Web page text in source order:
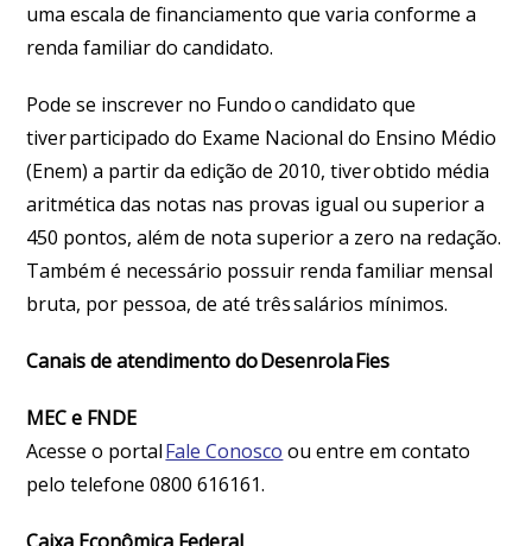
uma escala de financiamento que varia conforme a
renda familiar do candidato.
Pode se inscrever no Fundo o candidato que
tiver participado do Exame Nacional do Ensino Médio
(Enem) a partir da edição de 2010, tiver obtido média
aritmética das notas nas provas igual ou superior a
450 pontos, além de nota superior a zero na redação.
Também é necessário possuir renda familiar mensal
bruta, por pessoa, de até três salários mínimos.
Canais de atendimento do Desenrola Fies
MEC e FNDE
Acesse o portalFale Conosco ou entre em contato
pelo telefone 0800 616161.